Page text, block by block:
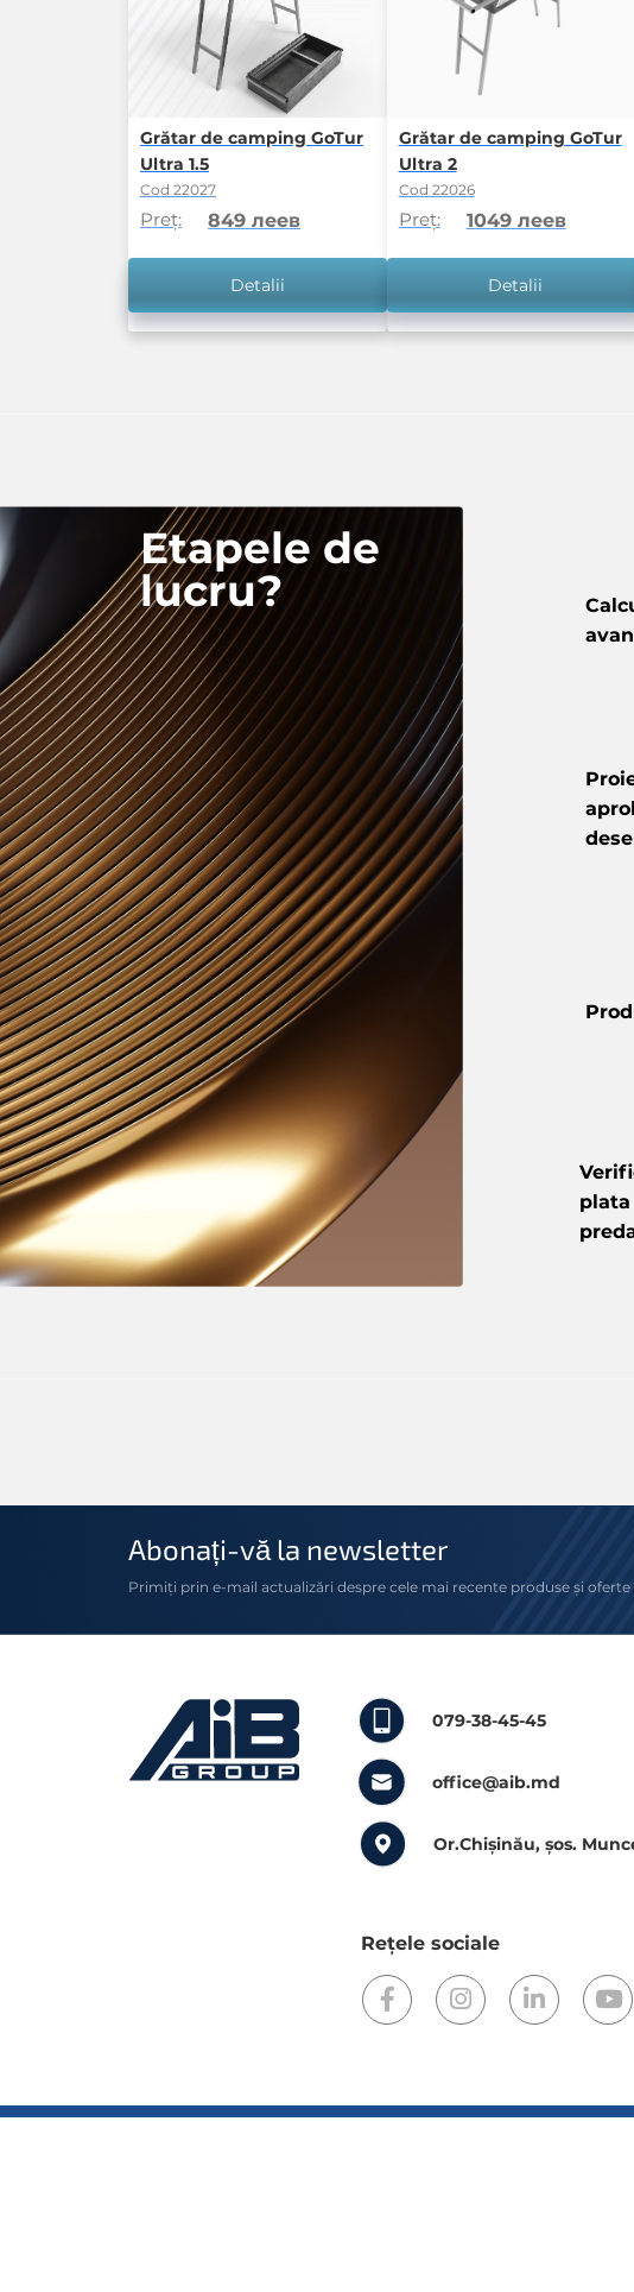
Grătar de camping GoTur
Ultra 1.5
Cod 22027
Preț: 849 леев
Detalii
Grătar de camping GoTur
Ultra 2
Cod 22026
Preț: 1049 леев
Detalii
Etapele de
lucru?
Abonați-vă la newsletter
Primiți prin e-mail actualizări despre cele mai recente produse și oferte
079-38-45-45
office@aib.md
Or.Chișinău, șos.
Rețele sociale